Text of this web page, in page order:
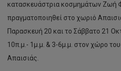
κατασκευάστρια κοσμημάτων Ζωή
πραγματοποιηθεί στο χωριό
Παρασκευή 20 και το Σάββατο 21
10π.μ.- 1μ.μ. & 3-6μ.μ. στον χώρο
Απαισιάς.